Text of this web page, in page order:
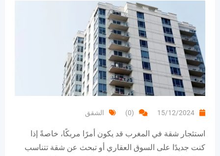
15/12/2024
(0) الشقق
استئجار شقة في المغرب قد يكون أمرًا مربكًا، خاصةً إذا
كنت جديدًا على السوق العقاري أو تبحث عن شقة تتناسب